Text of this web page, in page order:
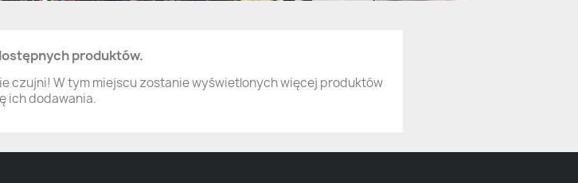
produktów.
czujni! W tym miejscu zostanie wyświetlonych więcej produktów
ich dodawania.